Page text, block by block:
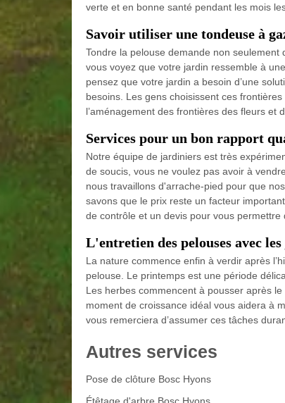
verte et en bonne santé pendant les mois
Savoir utiliser une tondeuse à
Tondre la pelouse demande non
vous voyez que votre jardin ressemble à
pensez que votre jardin a besoin d’une
besoins. Les gens choisissent ces
l’aménagement des frontières des fleurs et
Services pour un bon rapport
Notre équipe de jardiniers est très
de soucis, vous ne voulez pas avoir à
nous travaillons d'arrache-pied pour que
savons que le prix reste un facteur
de contrôle et un devis pour vous permettre
L'entretien des pelouses avec
La nature commence enfin à verdir après
pelouse. Le printemps est une période
Les herbes commencent à pousser après
moment de croissance idéal vous aidera à
vous remerciera d’assumer ces tâches
Autres services
Pose de clôture Bosc Hyons
Étêtage d'arbre Bosc Hyons